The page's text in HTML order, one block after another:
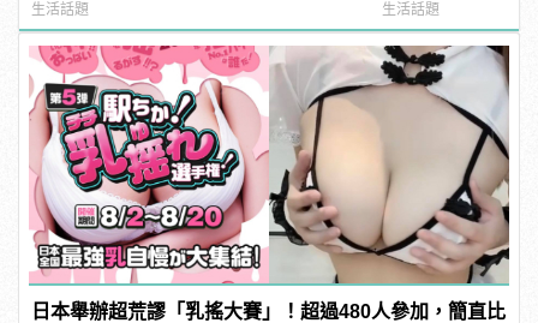
生活話題 生活話題
日本舉辦超荒謬「乳搖大賽」！超過480人參加，簡直比